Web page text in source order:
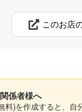
このお店
係者様へ
料)を作成すると、自